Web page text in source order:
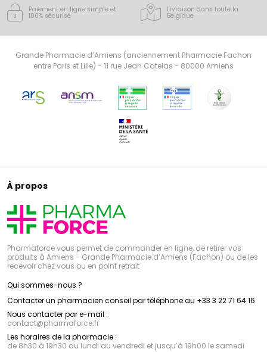
Paiement en ligne simple et
100% sécurisé
Livraison dans toute la
Belgique
Grande Pharmacie d’Amiens (anciennement Pharmacie Fachon
entre Paris et Lille) - 11 rue Jean Catelas - 80000 Amiens
À propos
Pharmaforce vous permet de commander en ligne, de retirer vos
produits à Amiens - Grande Pharmacie d’Amiens (Fachon) ou de les
recevoir chez vous ou en point retrait
Qui sommes-nous ?
Contacter un pharmacien conseil par téléphone au +33 3 22 71 64 16
Nous contacter par e-mail :
contact@pharmaforce.fr
Les horaires de la pharmacie :
de 8h30 à 19h30 du lundi au vendredi et jusqu’à 19h00 le samedi